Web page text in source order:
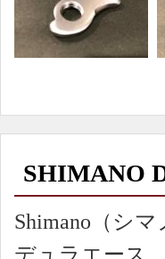
SHIMANO
Shimano（シマ
デュラエース